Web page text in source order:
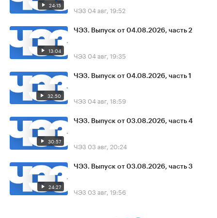
24:15 ЧЭЗ 04 авг, 19:52
13:04
ЧЭЗ. Выпуск от 04.08.2026, часть 2
ЧЭЗ 04 авг, 19:35
32:50
ЧЭЗ. Выпуск от 04.08.2026, часть 1
ЧЭЗ 04 авг, 18:59
30:57
ЧЭЗ. Выпуск от 03.08.2026, часть 4
ЧЭЗ 03 авг, 20:24
24:27
ЧЭЗ. Выпуск от 03.08.2026, часть 3
ЧЭЗ 03 авг, 19:56